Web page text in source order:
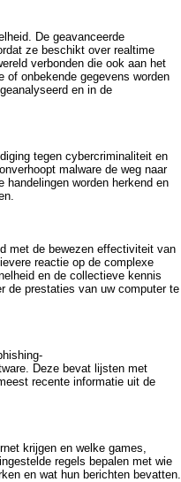
De geavanceerde
ze beschikt over realtime
verbonden die ook aan het
of onbekende gegevens worden
en in de
tegen cybercriminaliteit en
malware de weg naar
worden herkend en
met de bewezen effectiviteit van
reactie op de complexe
en de collectieve kennis
de prestaties van uw computer te
Deze bevat lijsten met
recente informatie uit de
krijgen en welke games,
regels bepalen met wie
en wat hun berichten bevatten.